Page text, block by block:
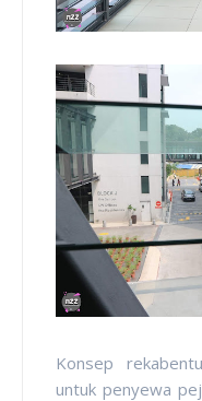
Konsep
untuk penyewa